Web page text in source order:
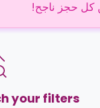
your filters.